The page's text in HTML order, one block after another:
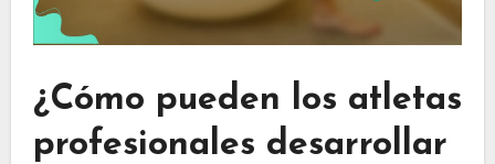
¿Cómo pueden los atletas
profesionales desarrollar